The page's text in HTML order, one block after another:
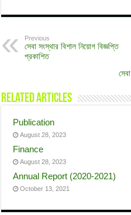
Previous
সেবা সংস্থার বিশাল নিয়োগ বিজ্ঞপ্তি
প্রকাশিত
Related Articles
Publication
August 28, 2023
Finance
August 28, 2023
Annual Report (2020-2021)
October 13, 2021